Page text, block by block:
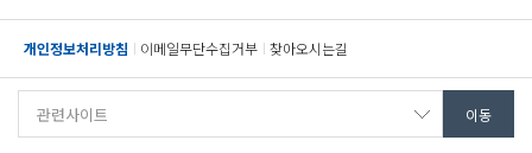
개인정보처리방침 이메일무단수집거부 찾아오시는길